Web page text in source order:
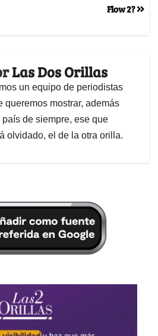
Flow 2?
Las Dos Orillas
un equipo de periodistas
queremos mostrar, además
país de siempre, ese que
olvidado, el de la otra orilla.